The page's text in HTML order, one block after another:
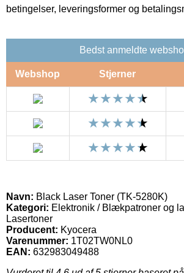
betingelser, leveringsformer og
Bedst anmeldte
Webshop Stjerner
Navn: Black Laser Toner (TK-5280K)
Kategori: Elektronik / Blækpatroner og
Lasertoner
Producent: Kyocera
Varenummer: 1T02TW0NL0
EAN: 632983049488